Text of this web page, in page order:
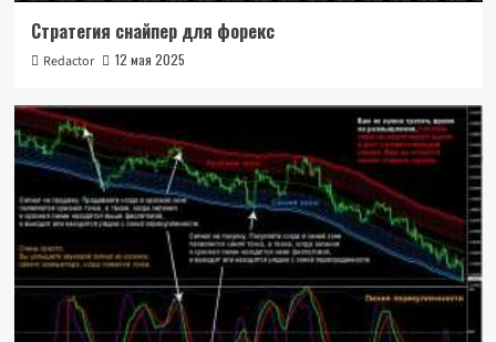
Стратегия снайпер для форекс
Redactor 12 мая 2025